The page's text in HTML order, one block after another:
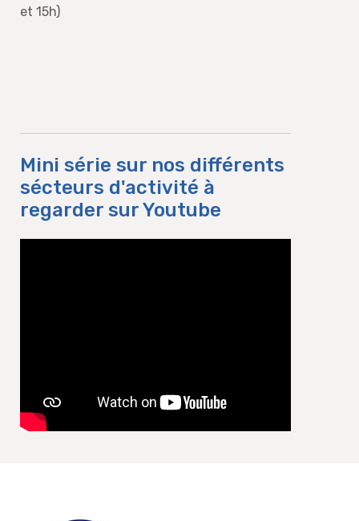
et 15h)
Mini série sur nos différents
sécteurs d'activité à
regarder sur Youtube